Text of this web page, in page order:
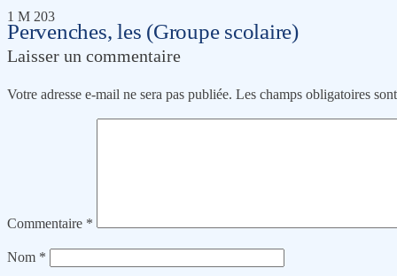
Pervenches, les (Groupe scolaire)
1 M 203
Laisser un commentaire
Votre adresse e-mail ne sera pas publiée. Les champs obligatoires
Commentaire *
Nom *